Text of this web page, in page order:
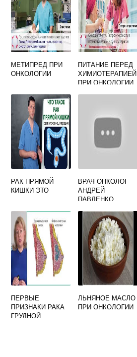
МЕТИПРЕД ПРИ
ОНКОЛОГИИ
ПИТАНИЕ ПЕРЕД
ХИМИОТЕРАПИЕЙ
ПРИ ОНКОЛОГИИ
РАК ПРЯМОЙ
КИШКИ ЭТО
ВРАЧ ОНКОЛОГ
АНДРЕЙ
ПАВЛЕНКО
ПЕРВЫЕ
ПРИЗНАКИ РАКА
ГРУДНОЙ
ЛЬНЯНОЕ МАСЛО
ПРИ ОНКОЛОГИИ